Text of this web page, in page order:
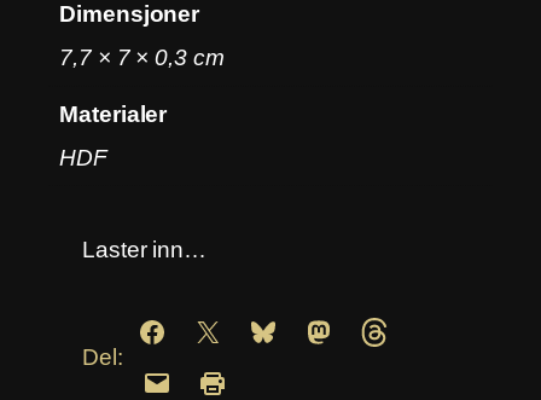
Dimensjoner
7,7 × 7 × 0,3 cm
Materialer
HDF
Laster inn…
Del: